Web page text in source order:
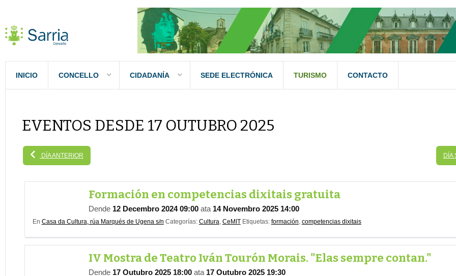
INICIO CONCELLO CIDADANÍA SEDE ELECTRÓNICA TURISMO CONTACTO
EVENTOS DESDE 17 OUTUBRO 2025
DÍA ANTERIOR DÍA
Formación en competencias dixitais gratuita
Dende 12 Decembro 2024 09:00 ata 14 Novembro 2025 14:00
En Casa da Cultura, rúa Marqués de Ugena s/n Categorías: Cultura, CeMIT Etiquetas: formación, competencias dixitais
IV Mostra de Teatro Iván Tourón Morais. "Elas sempre contan."
Dende 17 Outubro 2025 18:00 ata 17 Outubro 2025 19:30